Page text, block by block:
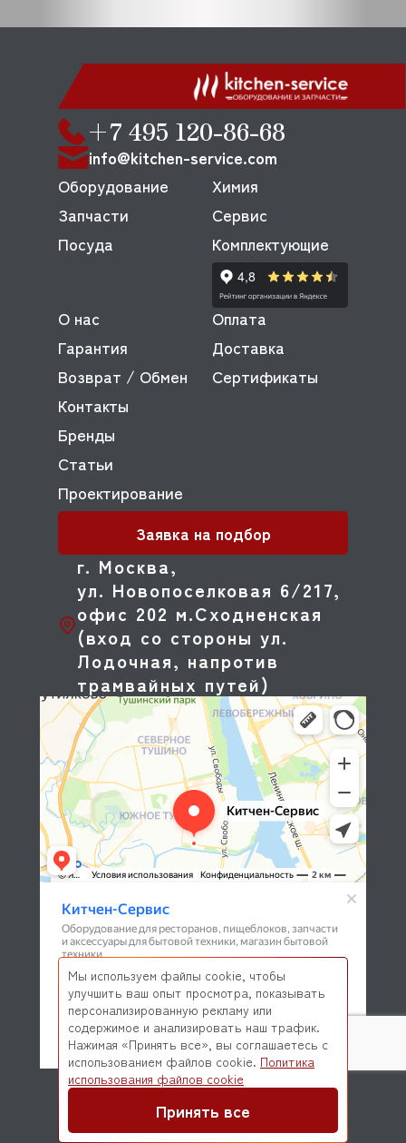
+7 495 120-86-68
info@kitchen-service.com
г. Москва,
ул. Новопоселковая 6/217,
офис 202 м.Сходненская
(вход со стороны ул.
Лодочная, напротив
трамвайных путей)
Оборудование
Запчасти
Посуда
Химия
Сервис
Комплектующие
О нас
Оплата
Гарантия
Доставка
Возврат / Обмен
Сертификаты
Контакты
Бренды
Статьи
Проектирование
Заявка на подбор
© 2026 Kitchen-Service.com Интернет-магазин запчастей
и оборудования профессиональной кухни
Мы используем файлы cookie, чтобы
улучшить ваш опыт просмотра, показывать
персонализированную рекламу или
содержимое и анализировать наш трафик.
Нажимая «Принять все», вы соглашаетесь с
использованием файлов cookie. Политика
использования файлов cookie
Принять все